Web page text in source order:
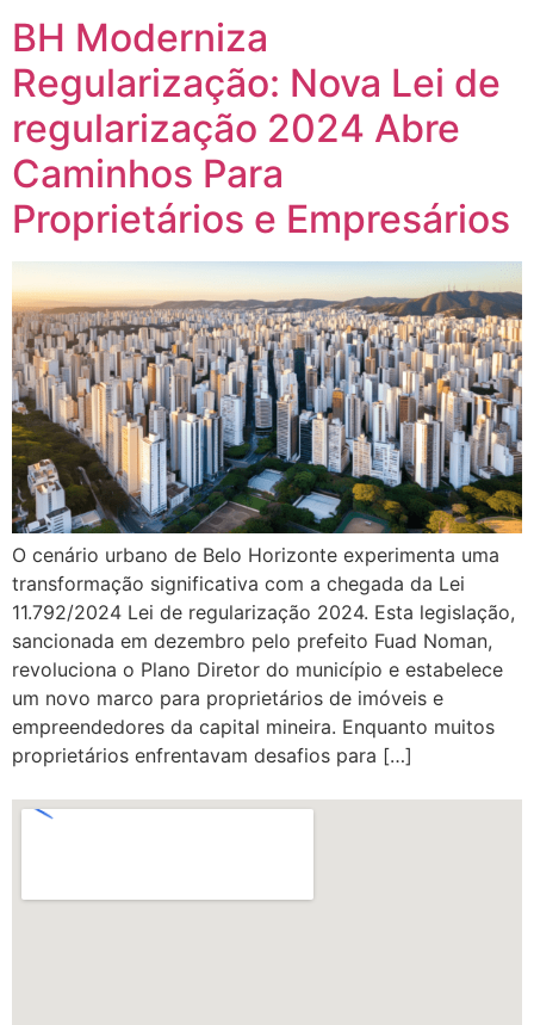
BH Moderniza
Regularização: Nova Lei de
regularização 2024 Abre
Caminhos Para
Proprietários e Empresários
O cenário urbano de Belo Horizonte experimenta uma
transformação significativa com a chegada da Lei
11.792/2024 Lei de regularização 2024. Esta legislação,
sancionada em dezembro pelo prefeito Fuad Noman,
revoluciona o Plano Diretor do município e estabelece
um novo marco para proprietários de imóveis e
empreendedores da capital mineira. Enquanto muitos
proprietários enfrentavam desafios para […]